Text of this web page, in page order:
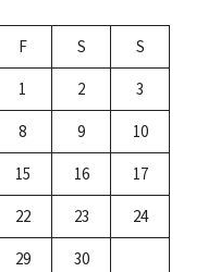
F S
S
1
2
3
8 9
10
15 16
17
22 23
24
29
30